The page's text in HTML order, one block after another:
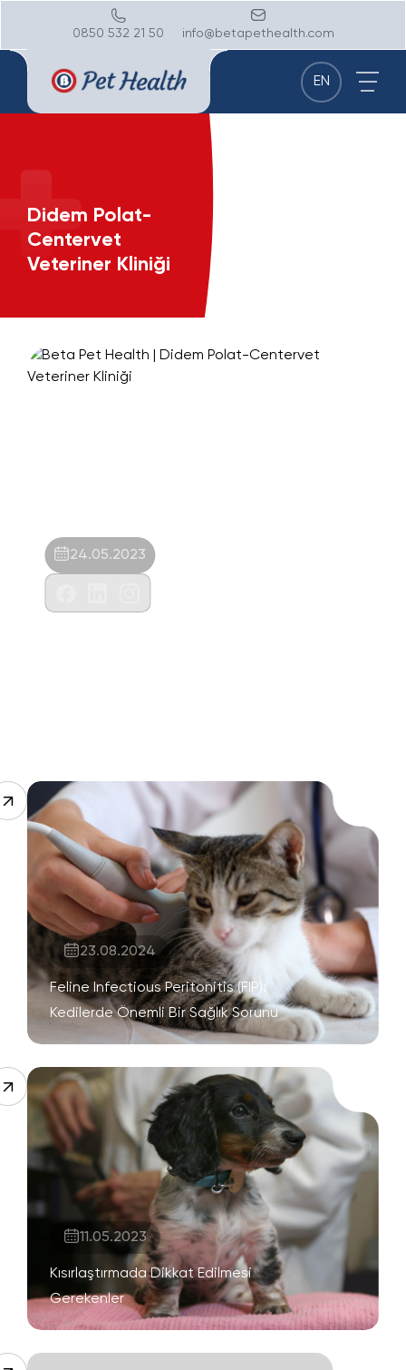
0850 532 21 50 info@betapethealth.com
EN
Didem Polat-
Centervet
Veteriner Kliniği
24.05.2023
23.08.2024
Feline Infectious Peritonitis (FIP):
Kedilerde Önemli Bir Sağlık Sorunu
11.05.2023
Kısırlaştırmada Dikkat Edilmesi
Gerekenler